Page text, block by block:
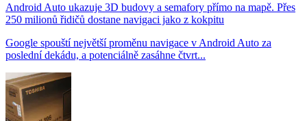
Android Auto ukazuje 3D budovy a semafory přímo na mapě. Přes
250 milionů řidičů dostane navigaci jako z kokpitu
Google spouští největší proměnu navigace v Android Auto za
poslední dekádu, a potenciálně zasáhne čtvrt...